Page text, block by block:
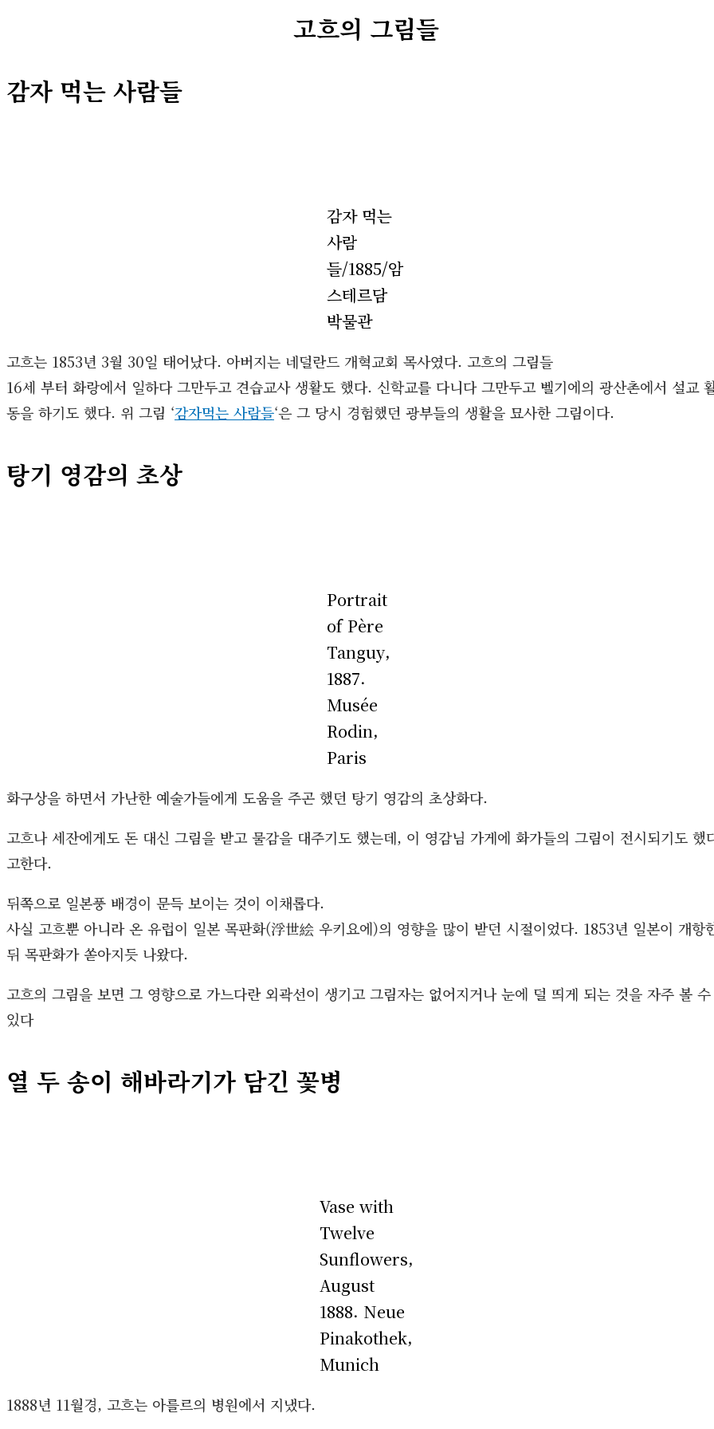
고흐의 그림들
감자 먹는 사람들
감자 먹는
사람
들/1885/암
스테르담
박물관
고흐는 1853년 3월 30일 태어났다. 아버지는 네덜란드 개혁교회 목사였다. 고흐의 그림들
16세 부터 화랑에서 일하다 그만두고 견습교사 생활도 했다. 신학교를 다니다 그만두고 벨기에의 광산촌에서 설교
동을 하기도 했다. 위 그림 ‘감자먹는 사람들‘은 그 당시 경험했던 광부들의 생활을 묘사한 그림이다.
탕기 영감의 초상
Portrait
of Père
Tanguy,
1887.
Musée
Rodin,
Paris
화구상을 하면서 가난한 예술가들에게 도움을 주곤 했던 탕기 영감의 초상화다.
고흐나 세잔에게도 돈 대신 그림을 받고 물감을 대주기도 했는데, 이 영감님 가게에 화가들의 그림이 전시되기도 했
고한다.
뒤쪽으로 일본풍 배경이 문득 보이는 것이 이채롭다.
사실 고흐뿐 아니라 온 유럽이 일본 목판화(浮世絵 우키요에)의 영향을 많이 받던 시절이었다. 1853년 일본이 개항
뒤 목판화가 쏟아지듯 나왔다.
고흐의 그림을 보면 그 영향으로 가느다란 외곽선이 생기고 그림자는 없어지거나 눈에 덜 띄게 되는 것을 자주 볼 수
있다
열 두 송이 해바라기가 담긴 꽃병
Vase with
Twelve
Sunflowers,
August
1888. Neue
Pinakothek,
Munich
1888년 11월경, 고흐는 아를르의 병원에서 지냈다.